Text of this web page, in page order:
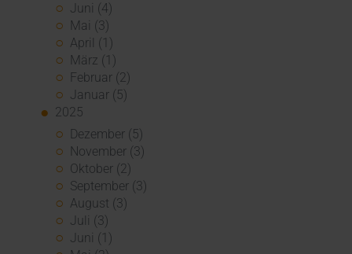
Juni (4)
Mai (3)
April (1)
März (1)
Februar (2)
Januar (5)
2025
Dezember (5)
November (3)
Oktober (2)
September (3)
August (3)
Juli (3)
Juni (1)